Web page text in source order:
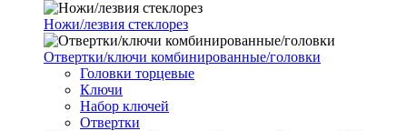
Ножи/лезвия стеклорез
Отвертки/ключи комбинированные/головки
Головки торцевые
Ключи
Набор ключей
Отвертки